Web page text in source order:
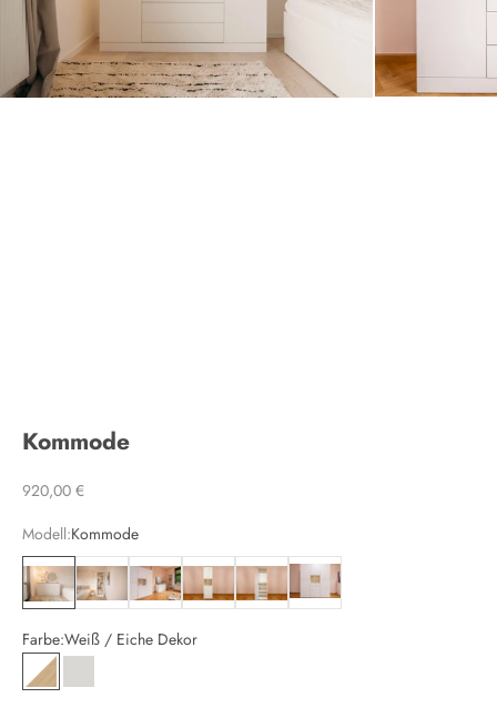
Kommode
Angebot
920,00 €
Modell:Kommode
KommodeWandregalSchlafzimmermöbel Kombination
Schrankmodul mit Schubfächern und
Schrankmodul mit Kleiderstange und
Schrank
Farbe:Weiß / Eiche Dekor
Weiß / Eiche Dekor
Kaschmirgrau